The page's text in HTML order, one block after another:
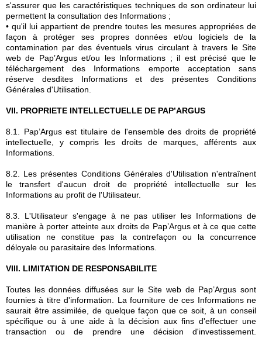
s'assurer que les caractéristiques techniques de son ordinateur lui
permettent la consultation des Informations ;
• qu'il lui appartient de prendre toutes les mesures appropriées de
façon à protéger ses propres données et/ou logiciels de la
contamination par des éventuels virus circulant à travers le Site
web de Pap’Argus et/ou les Informations ; il est précisé que le
téléchargement des Informations emporte acceptation sans
réserve desdites Informations et des présentes Conditions
Générales d'Utilisation.
VII. PROPRIETE INTELLECTUELLE DE PAP’ARGUS
8.1. Pap’Argus est titulaire de l'ensemble des droits de propriété
intellectuelle, y compris les droits de marques, afférents aux
Informations.
8.2. Les présentes Conditions Générales d'Utilisation n'entraînent
le transfert d'aucun droit de propriété intellectuelle sur les
Informations au profit de l'Utilisateur.
8.3. L'Utilisateur s'engage à ne pas utiliser les Informations de
manière à porter atteinte aux droits de Pap’Argus et à ce que cette
utilisation ne constitue pas la contrefaçon ou la concurrence
déloyale ou parasitaire des Informations.
VIII. LIMITATION DE RESPONSABILITE
Toutes les données diffusées sur le Site web de Pap’Argus sont
fournies à titre d'information. La fourniture de ces Informations ne
saurait être assimilée, de quelque façon que ce soit, à un conseil
spécifique ou à une aide à la décision aux fins d'effectuer une
transaction ou de prendre une décision d'investissement.